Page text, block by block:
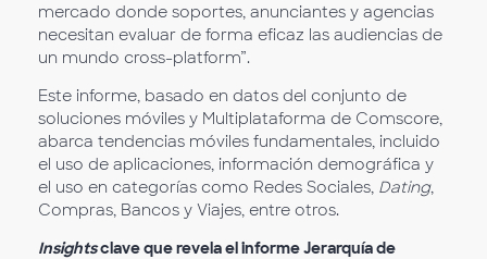
mercado donde soportes, anunciantes y agencias
necesitan evaluar de forma eficaz las audiencias de
un mundo cross-platform”.
Este informe, basado en datos del conjunto de
soluciones móviles y Multiplataforma de Comscore,
abarca tendencias móviles fundamentales, incluido
el uso de aplicaciones, información demográfica y
el uso en categorías como Redes Sociales, Dating,
Compras, Bancos y Viajes, entre otros.
Insightsclave que revela el informe Jerarquía de